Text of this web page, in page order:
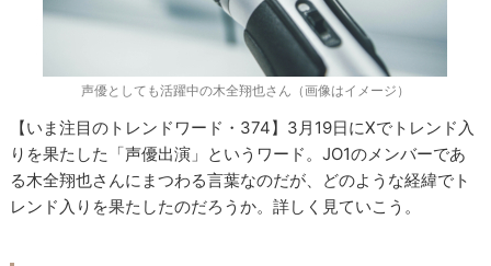
声優としても活躍中の木全翔也さん（画像はイメージ）
【いま注目のトレンドワード・374】3月19日にXでトレンド入
りを果たした「声優出演」というワード。JO1のメンバーであ
る木全翔也さんにまつわる言葉なのだが、どのような経緯でト
レンド入りを果たしたのだろうか。詳しく見ていこう。